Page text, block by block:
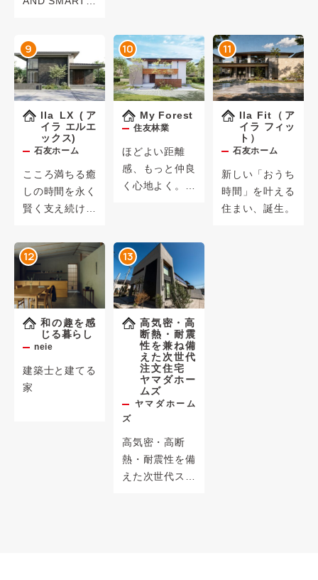
9
Ila LX (ア
イラ エルエ
ックス)
石友ホーム
こころ満ちる癒
しの時間を永く
賢く支え続ける
10
My Forest
住友林業
ほどよい距離
感、もっと仲良
く心地よく。木
11
Ila Fit（ア
イラ フィッ
ト）
石友ホーム
新しい「おうち
時間」を叶える
住まい、誕生。
12
和の趣を感
じる暮らし
neie
建築士と建てる
家
13
高気密・高
断熱・耐震
性を兼ね備
えた次世代
注文住宅
ヤマダホー
ムズ
ヤマダホーム
ズ
高気密・高断
熱・耐震性を備
えた次世代スマ